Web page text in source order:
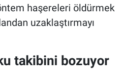
haşereleri öldürmek
uzaklaştırmayı
takibini bozuyor